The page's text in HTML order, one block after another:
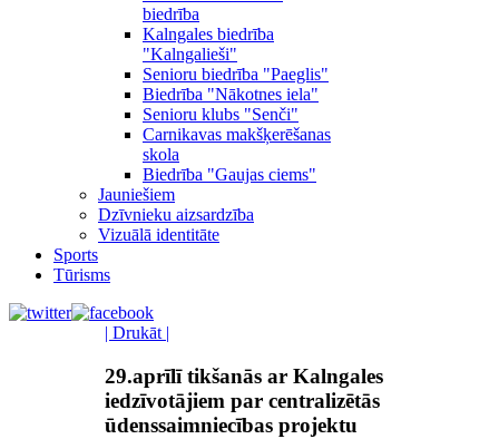
biedrība
Kalngales biedrība
"Kalngalieši"
Senioru biedrība "Paeglis"
Biedrība "Nākotnes iela"
Senioru klubs "Senči"
Carnikavas makšķerēšanas
skola
Biedrība "Gaujas ciems"
Jauniešiem
Dzīvnieku aizsardzība
Vizuālā identitāte
Sports
Tūrisms
| Drukāt |
29.aprīlī tikšanās ar Kalngales
iedzīvotājiem par centralizētās
ūdenssaimniecības projektu